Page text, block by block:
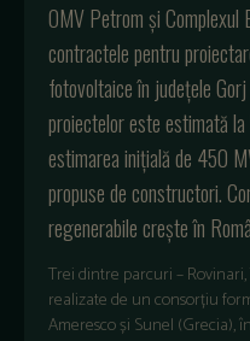
OMV Petrom și Complexul
contractele pentru
fotovoltaice în județele
proiectelor este estimată
estimarea inițială de 450
propuse de constructori.
regenerabile crește în
Trei dintre parcuri – Rovinari,
realizate de un consorțiu
Ameresco și Sunel (Grecia),